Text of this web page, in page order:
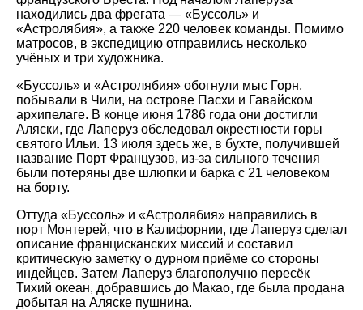
находились два фрегата — «Буссоль» и
«Астролябия», а также 220 человек команды. Помимо
матросов, в экспедицию отправились несколько
учёных и три художника.
«Буссоль» и «Астролябия» обогнули мыс Горн,
побывали в Чили, на острове Пасхи и Гавайском
архипелаге. В конце июня 1786 года они достигли
Аляски, где Лаперуз обследовал окрестности горы
святого Ильи. 13 июля здесь же, в бухте, получившей
название Порт Французов, из-за сильного течения
были потеряны две шлюпки и барка с 21 человеком
на борту.
Оттуда «Буссоль» и «Астролябия» направились в
порт Монтерей, что в Калифорнии, где Лаперуз сделал
описание францисканских миссий и составил
критическую заметку о дурном приёме со стороны
индейцев. Затем Лаперуз благополучно пересёк
Тихий океан, добравшись до Макао, где была продана
добытая на Аляске пушнина.